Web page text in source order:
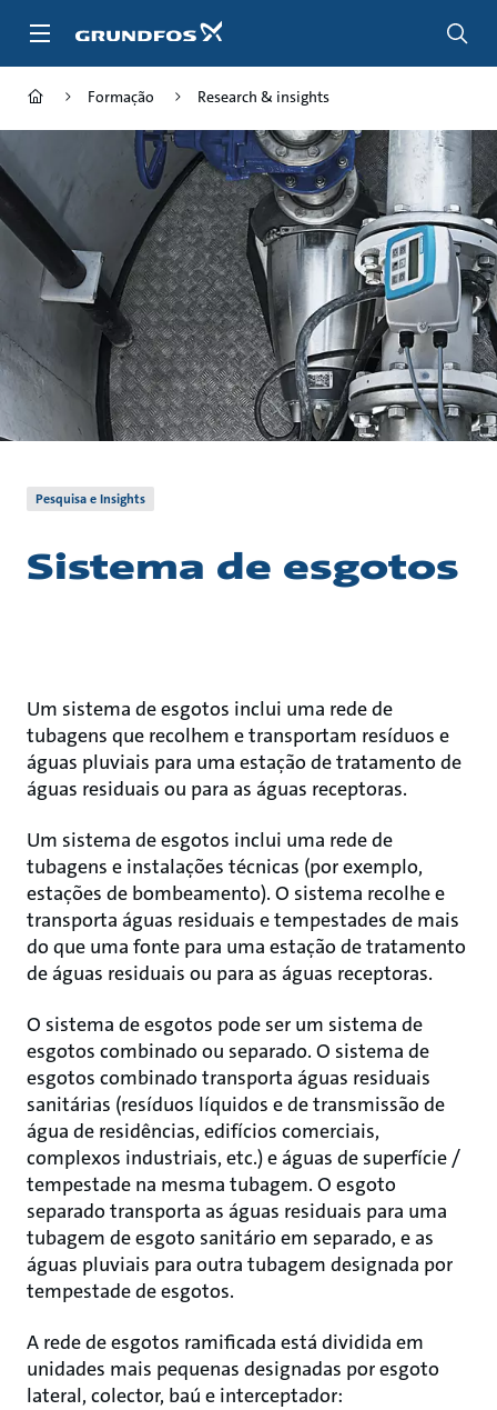
para
Formação Research & insights
Pesquisa e Insights
Sistema de esgotos
Um sistema de esgotos inclui uma rede de
tubagens que recolhem e transportam resíduos e
águas pluviais para uma estação de tratamento de
águas residuais ou para as águas receptoras.
Um sistema de esgotos inclui uma rede de
tubagens e instalações técnicas (por exemplo,
estações de bombeamento). O sistema recolhe e
transporta águas residuais e tempestades de mais
do que uma fonte para uma estação de tratamento
de águas residuais ou para as águas receptoras.
O sistema de esgotos pode ser um sistema de
esgotos combinado ou separado. O sistema de
esgotos combinado transporta águas residuais
sanitárias (resíduos líquidos e de transmissão de
água de residências, edifícios comerciais,
complexos industriais, etc.) e águas de superfície /
tempestade na mesma tubagem. O esgoto
separado transporta as águas residuais para uma
tubagem de esgoto sanitário em separado, e as
águas pluviais para outra tubagem designada por
tempestade de esgotos.
A rede de esgotos ramificada está dividida em
unidades mais pequenas designadas por esgoto
lateral, colector, baú e interceptador: